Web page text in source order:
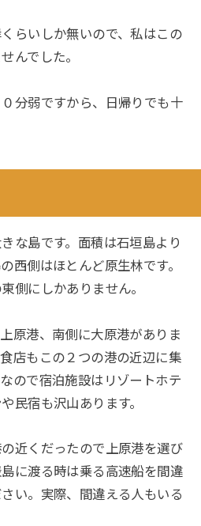
らいしか無いので、私はこの
んでした。
分弱ですから、日帰りでも十
な島です。面積は石垣島より
西側はほとんど原生林です。
側にしかありません。
原港、南側に大原港がありま
店もこの２つの港の近辺に集
ので宿泊施設はリゾートホテ
民宿も沢山あります。
近くだったので上原港を選び
に渡る時は乗る高速船を間違
い。実際、間違える人もいる